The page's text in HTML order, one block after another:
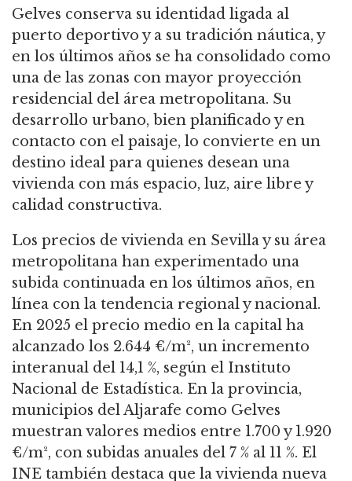
Gelves conserva su identidad ligada al
puerto deportivo y a su tradición náutica, y
en los últimos años se ha consolidado como
una de las zonas con mayor proyección
residencial del área metropolitana. Su
desarrollo urbano, bien planificado y en
contacto con el paisaje, lo convierte en un
destino ideal para quienes desean una
vivienda con más espacio, luz, aire libre y
calidad constructiva.
Los precios de vivienda en Sevilla y su área
metropolitana han experimentado una
subida continuada en los últimos años, en
línea con la tendencia regional y nacional.
En 2025 el precio medio en la capital ha
alcanzado los 2.644 €/m², un incremento
interanual del 14,1 %, según el Instituto
Nacional de Estadística. En la provincia,
municipios del Aljarafe como Gelves
muestran valores medios entre 1.700 y 1.920
€/m², con subidas anuales del 7 % al 11 %. El
INE también destaca que la vivienda nueva